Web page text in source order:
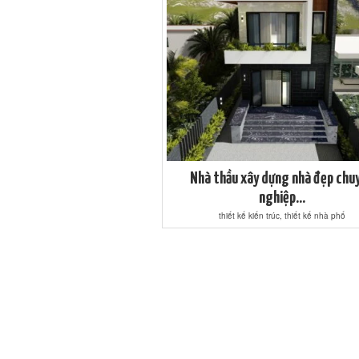
Nhà thầu xây dựng nhà đẹp
nghiệp...
thiết kế kiến trúc, thiết kế nhà phố